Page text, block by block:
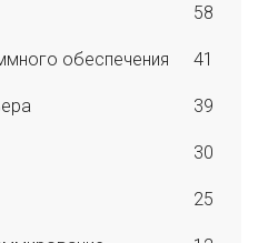
58
обеспечения 41
39
30
25